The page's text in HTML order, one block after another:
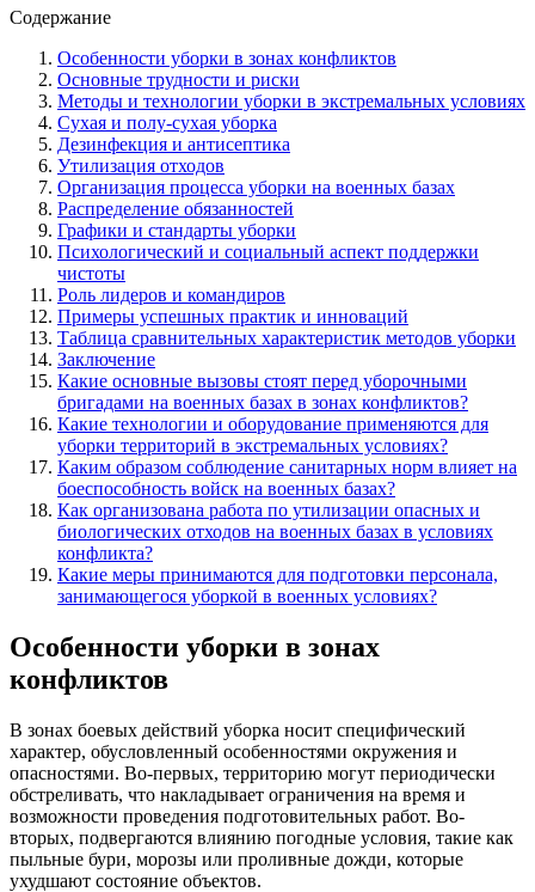
Содержание
Особенности уборки в зонах конфликтов
Основные трудности и риски
Методы и технологии уборки в экстремальных условиях
Сухая и полу-сухая уборка
Дезинфекция и антисептика
Утилизация отходов
Организация процесса уборки на военных базах
Распределение обязанностей
Графики и стандарты уборки
Психологический и социальный аспект поддержки
чистоты
Роль лидеров и командиров
Примеры успешных практик и инноваций
Таблица сравнительных характеристик методов уборки
Заключение
Какие основные вызовы стоят перед уборочными
бригадами на военных базах в зонах конфликтов?
Какие технологии и оборудование применяются для
уборки территорий в экстремальных условиях?
Каким образом соблюдение санитарных норм влияет на
боеспособность войск на военных базах?
Как организована работа по утилизации опасных и
биологических отходов на военных базах в условиях
конфликта?
Какие меры принимаются для подготовки персонала,
занимающегося уборкой в военных условиях?
Особенности уборки в зонах
конфликтов
В зонах боевых действий уборка носит специфический
характер, обусловленный особенностями окружения и
опасностями. Во-первых, территорию могут периодически
обстреливать, что накладывает ограничения на время и
возможности проведения подготовительных работ. Во-
вторых, подвергаются влиянию погодные условия, такие как
пыльные бури, морозы или проливные дожди, которые
ухудшают состояние объектов.